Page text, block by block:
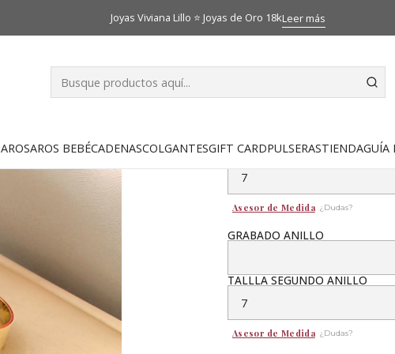
AROSAROS BEBÉCADENASCOLGANTESGIFT CARDPULSERASTIENDAGUÍA
Joyas Viviana Lillo ⭐ Joyas de Oro 18kLeer más
Anillos de matrimonio Argollas de matrimonio planas 5
|
Argollas de
TALLA ANILLO
Asesor de Medida ¿Dudas?
GRABADO ANILLO
TALLLA SEGUNDO ANILLO
Asesor de Medida ¿Dudas?